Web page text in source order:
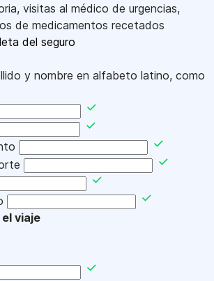
visitas al médico de urgencias,
de medicamentos recetados
del seguro
y nombre en alfabeto latino, como
viaje